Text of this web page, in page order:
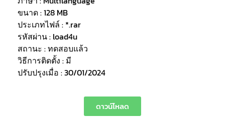
ขนาด : 128 MB
ประเภทไฟล์ : *.rar
รหัสผ่าน : load4u
สถานะ : ทดสอบแล้ว
วิธีการติดตั้ง : มี
ปรับปรุงเมื่อ : 30/01/2024
ดาวน์โหลด